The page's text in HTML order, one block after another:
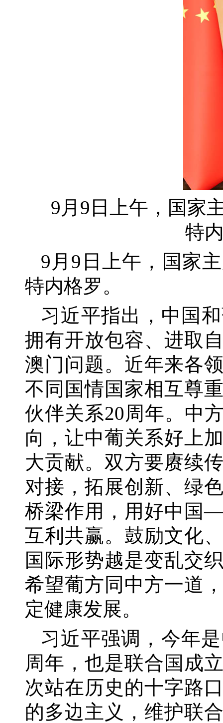
9月9日上午，国家
特
9月9日上午，国家
特内格罗。
习近平指出，中国
拥有开放包容、进取
澳门问题。近年来各
不同国情国家相互尊
伙伴关系20周年。中
向，让中葡关系好上
大贡献。双方要赓续
对接，拓展创新、绿
桥梁作用，用好中国
互利共赢。鼓励文化
国际形势越是变乱交
希望葡方同中方一道
定健康发展。
习近平强调，今年
周年，也是联合国成
次站在历史的十字路
的多边主义，维护联